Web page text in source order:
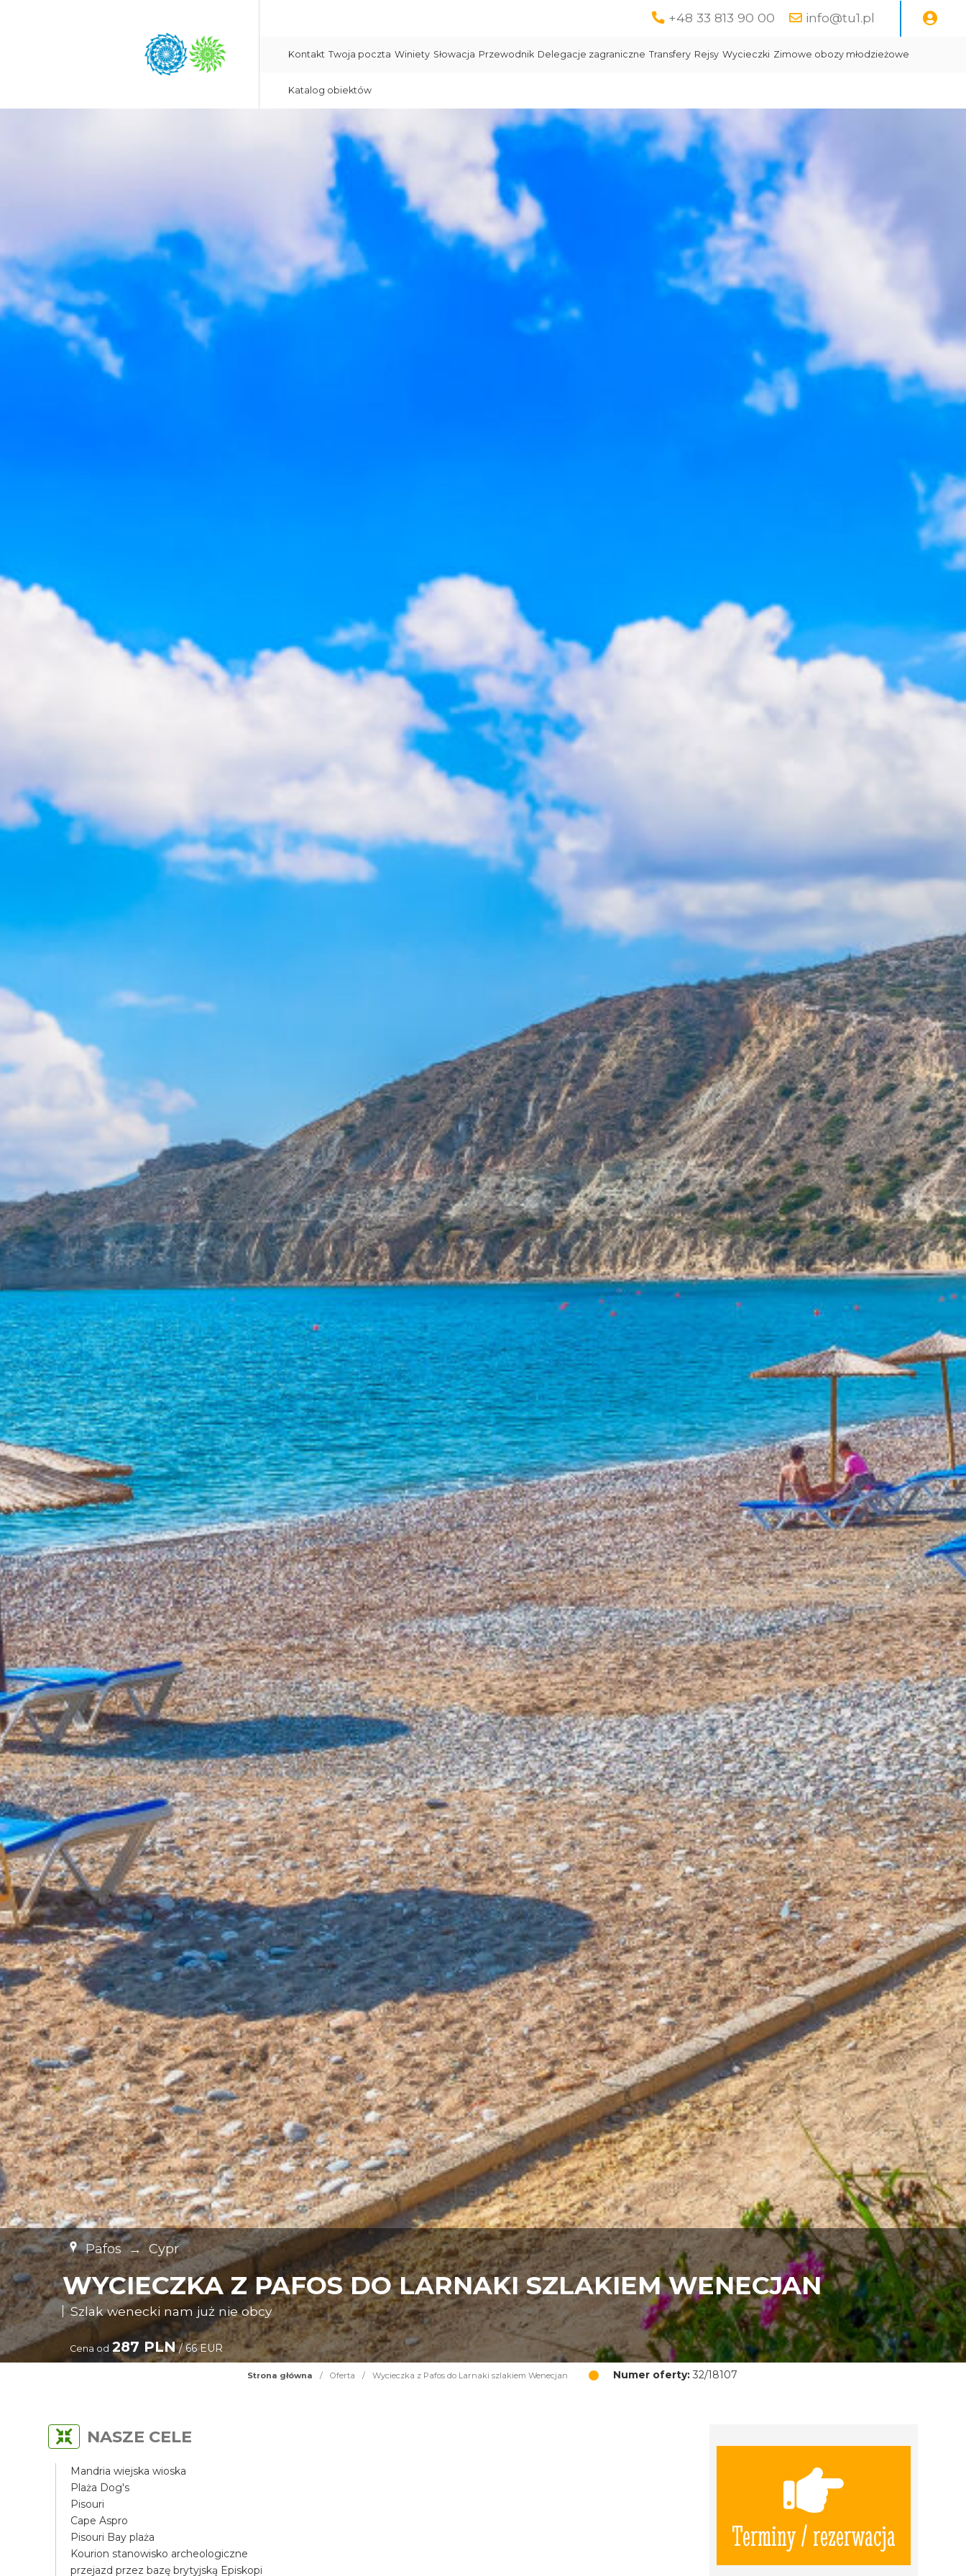
+48 33 813 90 00 info@tu1.pl
Kontakt Twoja poczta Winiety Słowacja Przewodnik Delegacje zagraniczne Transfery Rejsy Wycieczki Zimowe obozy młodzieżowe
Katalog obiektów
Pafos → Cypr
WYCIECZKA Z PAFOS DO LARNAKI SZLAKIEM WENECJAN
Szlak wenecki nam już nie obcy
Cena od 287 PLN/ 66 EUR
Strona główna / Oferta / Wycieczka z Pafos do Larnaki szlakiem Wenecjan Numer oferty:32/18107
Terminy / rezerwacja
NASZE CELE
Mandria wiejska wioska
Plaża Dog's
Pisouri
Cape Aspro
Pisouri Bay plaża
Kourion stanowisko archeologiczne
przejazd przez bazę brytyjską Episkopi